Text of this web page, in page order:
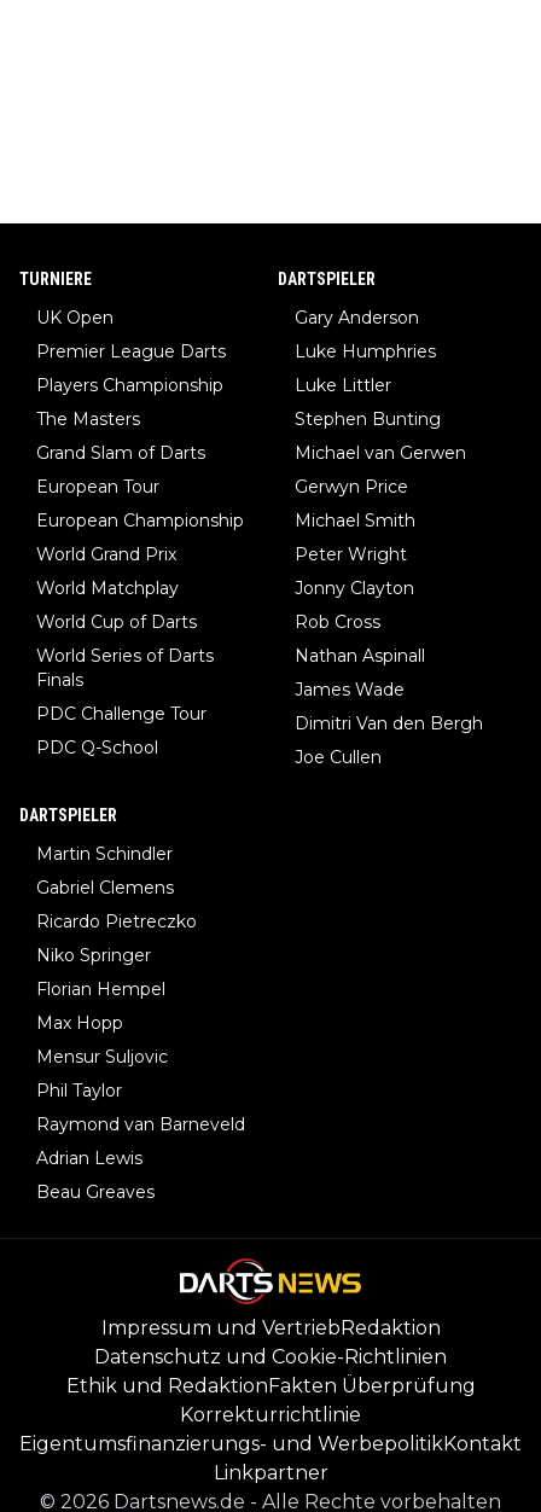
TURNIERE
UK Open
Premier League Darts
Players Championship
The Masters
Grand Slam of Darts
European Tour
European Championship
World Grand Prix
World Matchplay
World Cup of Darts
World Series of Darts
Finals
PDC Challenge Tour
PDC Q-School
DARTSPIELER
Gary Anderson
Luke Humphries
Luke Littler
Stephen Bunting
Michael van Gerwen
Gerwyn Price
Michael Smith
Peter Wright
Jonny Clayton
Rob Cross
Nathan Aspinall
James Wade
Dimitri Van den Bergh
Joe Cullen
DARTSPIELER
Martin Schindler
Gabriel Clemens
Ricardo Pietreczko
Niko Springer
Florian Hempel
Max Hopp
Mensur Suljovic
Phil Taylor
Raymond van Barneveld
Adrian Lewis
Beau Greaves
Impressum und VertriebRedaktion
Datenschutz und Cookie-Richtlinien
Ethik und RedaktionFakten Überprüfung
Korrekturrichtlinie
Eigentumsfinanzierungs- und WerbepolitikKontakt
Linkpartner
© 2026 Dartsnews.de - Alle Rechte vorbehalten